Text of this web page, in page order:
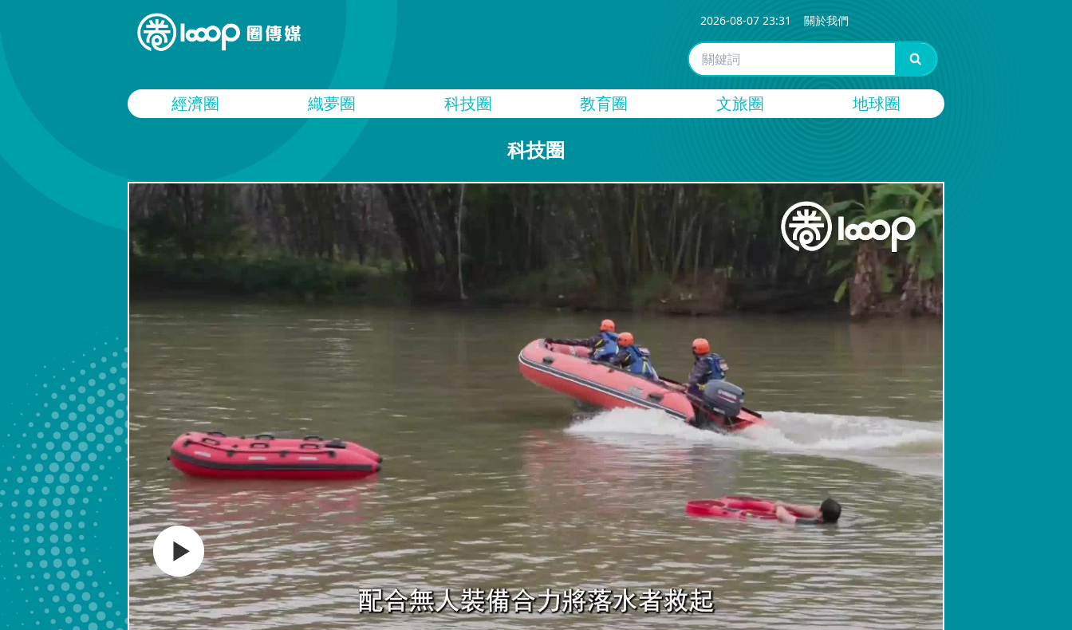
2026-08-07 23:31 關於我們
經濟圈 織夢圈 科技圈 教育圈 文旅圈 地球圈
科技圈